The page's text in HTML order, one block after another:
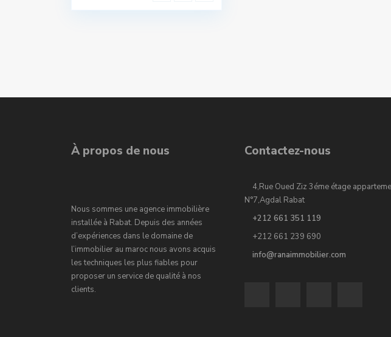
À propos de nous
Nous sommes une agence immobilière
installée à Rabat. Depuis des années
d’expériences dans le domaine de
l’immobilier au maroc nous avons acquis
les techniques les plus fiables pour
proposer un service de qualité à nos
clients.
Contactez-nous
4,Rue Oued Ziz 3éme étage
N°7,Agdal Rabat
+212 661 351 119
+212 661 239 690
info@ranaimmobilier.com